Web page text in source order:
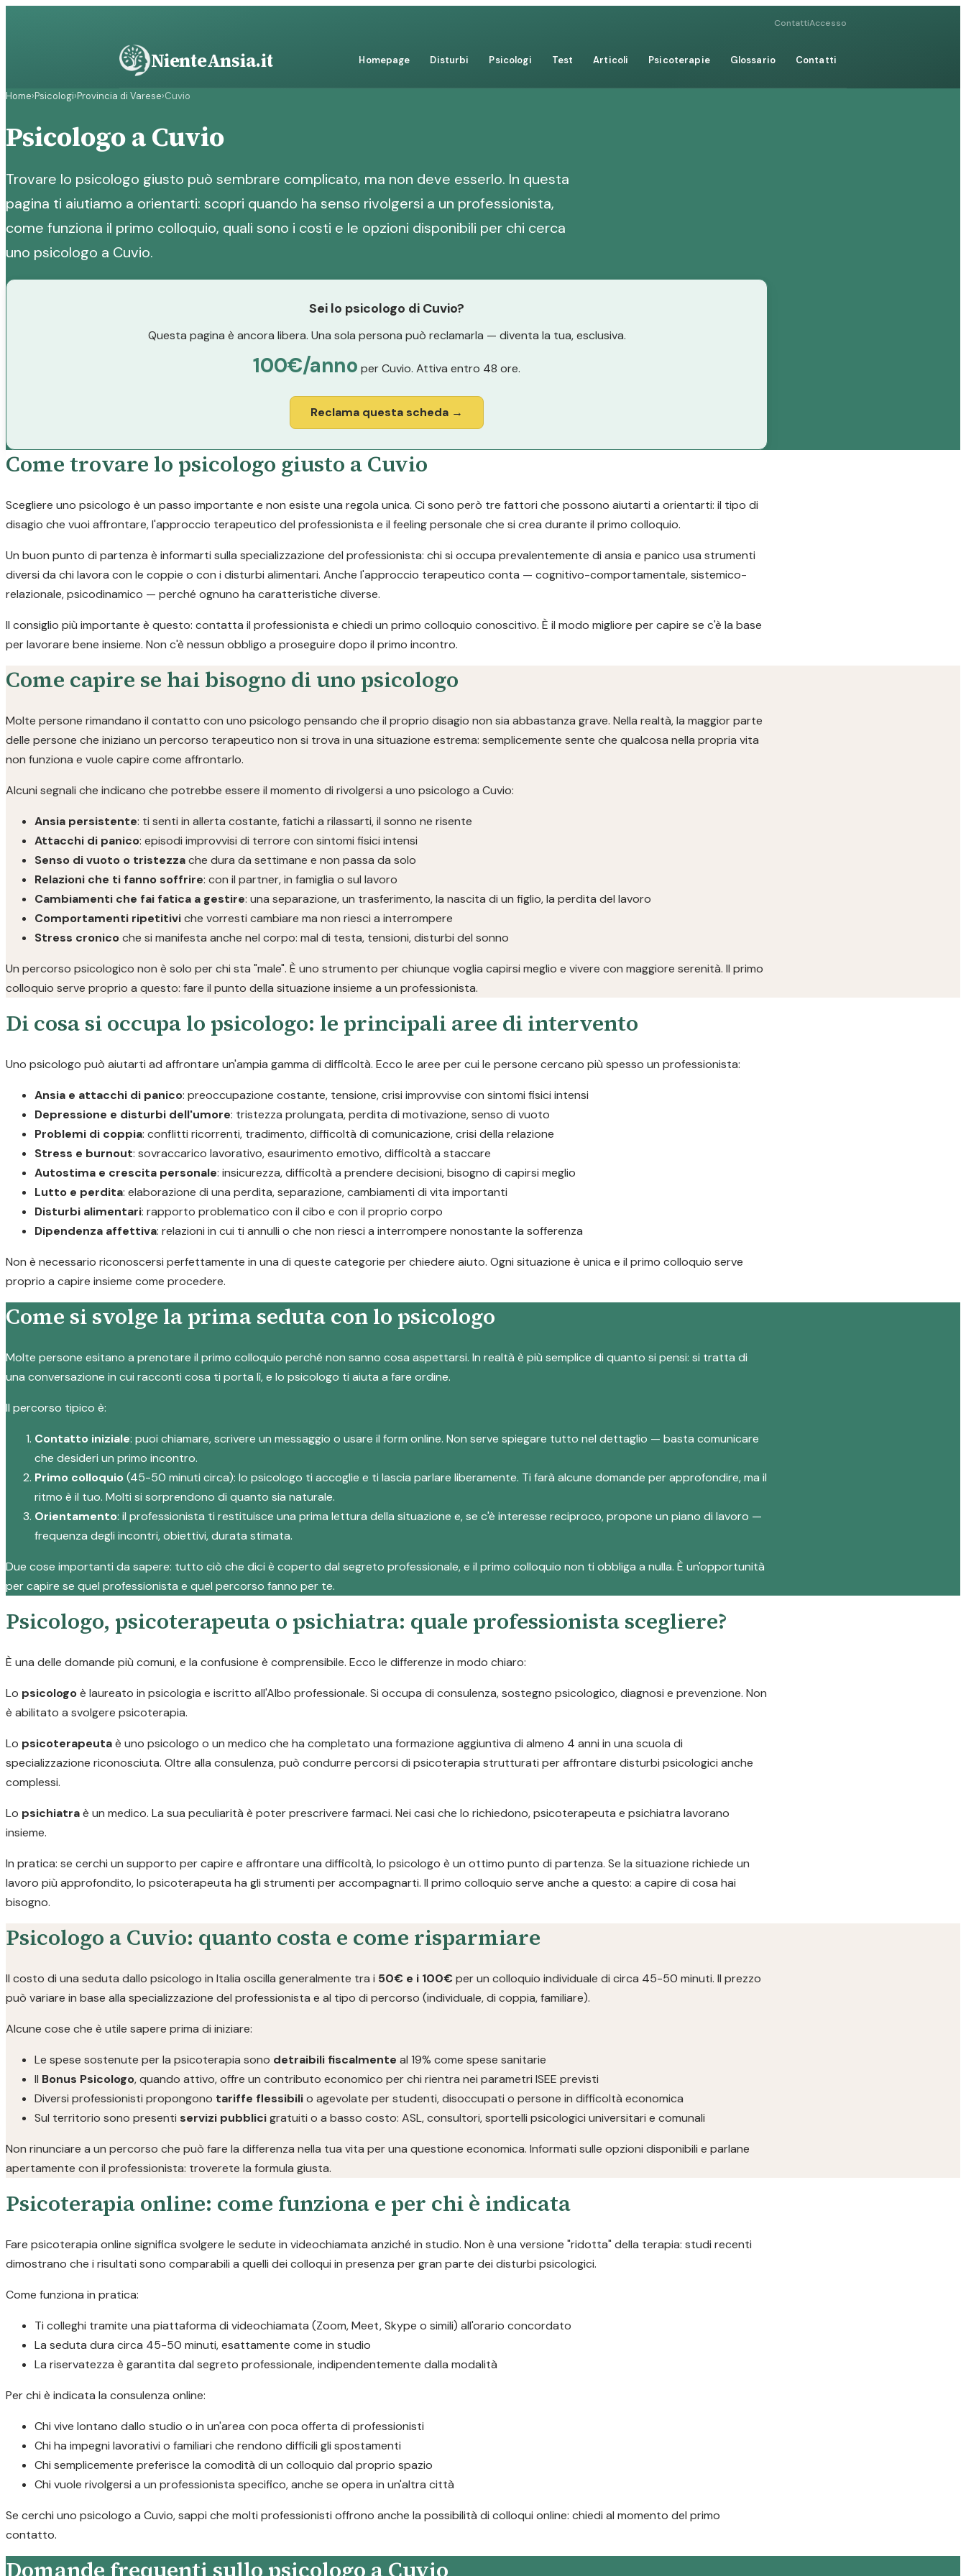
ContattiAccesso
NienteAnsia.it Homepage Disturbi Psicologi Test Articoli Psicoterapie Glossario Contatti
Home›Psicologi›Provincia di Varese›Cuvio
Psicologo a Cuvio
Trovare lo psicologo giusto può sembrare complicato, ma non deve esserlo. In questa
pagina ti aiutiamo a orientarti: scopri quando ha senso rivolgersi a un professionista,
come funziona il primo colloquio, quali sono i costi e le opzioni disponibili per chi cerca
uno psicologo a Cuvio.
Sei lo psicologo di Cuvio?
Questa pagina è ancora libera. Una sola persona può reclamarla — diventa la tua, esclusiva.
100€/anno per Cuvio. Attiva entro 48 ore.
Reclama questa scheda →
Come trovare lo psicologo giusto a Cuvio
Scegliere uno psicologo è un passo importante e non esiste una regola unica. Ci sono però tre fattori che possono aiutarti a orientarti: il tipo di
disagio che vuoi affrontare, l'approccio terapeutico del professionista e il feeling personale che si crea durante il primo colloquio.
Un buon punto di partenza è informarti sulla specializzazione del professionista: chi si occupa prevalentemente di ansia e panico usa strumenti
diversi da chi lavora con le coppie o con i disturbi alimentari. Anche l'approccio terapeutico conta — cognitivo-comportamentale, sistemico-
relazionale, psicodinamico — perché ognuno ha caratteristiche diverse.
Il consiglio più importante è questo: contatta il professionista e chiedi un primo colloquio conoscitivo. È il modo migliore per capire se c'è la base
per lavorare bene insieme. Non c'è nessun obbligo a proseguire dopo il primo incontro.
Come capire se hai bisogno di uno psicologo
Molte persone rimandano il contatto con uno psicologo pensando che il proprio disagio non sia abbastanza grave. Nella realtà, la maggior parte
delle persone che iniziano un percorso terapeutico non si trova in una situazione estrema: semplicemente sente che qualcosa nella propria vita
non funziona e vuole capire come affrontarlo.
Alcuni segnali che indicano che potrebbe essere il momento di rivolgersi a uno psicologo a Cuvio:
Ansia persistente: ti senti in allerta costante, fatichi a rilassarti, il sonno ne risente
Attacchi di panico: episodi improvvisi di terrore con sintomi fisici intensi
Senso di vuoto o tristezzache dura da settimane e non passa da solo
Relazioni che ti fanno soffrire: con il partner, in famiglia o sul lavoro
Cambiamenti che fai fatica a gestire: una separazione, un trasferimento, la nascita di un figlio, la perdita del lavoro
Comportamenti ripetitiviche vorresti cambiare ma non riesci a interrompere
Stress cronicoche si manifesta anche nel corpo: mal di testa, tensioni, disturbi del sonno
Un percorso psicologico non è solo per chi sta "male". È uno strumento per chiunque voglia capirsi meglio e vivere con maggiore serenità. Il primo
colloquio serve proprio a questo: fare il punto della situazione insieme a un professionista.
Di cosa si occupa lo psicologo: le principali aree di intervento
Uno psicologo può aiutarti ad affrontare un'ampia gamma di difficoltà. Ecco le aree per cui le persone cercano più spesso un professionista:
Ansia e attacchi di panico: preoccupazione costante, tensione, crisi improvvise con sintomi fisici intensi
Depressione e disturbi dell'umore: tristezza prolungata, perdita di motivazione, senso di vuoto
Problemi di coppia: conflitti ricorrenti, tradimento, difficoltà di comunicazione, crisi della relazione
Stress e burnout: sovraccarico lavorativo, esaurimento emotivo, difficoltà a staccare
Autostima e crescita personale: insicurezza, difficoltà a prendere decisioni, bisogno di capirsi meglio
Lutto e perdita: elaborazione di una perdita, separazione, cambiamenti di vita importanti
Disturbi alimentari: rapporto problematico con il cibo e con il proprio corpo
Dipendenza affettiva: relazioni in cui ti annulli o che non riesci a interrompere nonostante la sofferenza
Non è necessario riconoscersi perfettamente in una di queste categorie per chiedere aiuto. Ogni situazione è unica e il primo colloquio serve
proprio a capire insieme come procedere.
Come si svolge la prima seduta con lo psicologo
Molte persone esitano a prenotare il primo colloquio perché non sanno cosa aspettarsi. In realtà è più semplice di quanto si pensi: si tratta di
una conversazione in cui racconti cosa ti porta lì, e lo psicologo ti aiuta a fare ordine.
Il percorso tipico è:
Contatto iniziale: puoi chiamare, scrivere un messaggio o usare il form online. Non serve spiegare tutto nel dettaglio — basta comunicare
che desideri un primo incontro.
Primo colloquio(45-50 minuti circa): lo psicologo ti accoglie e ti lascia parlare liberamente. Ti farà alcune domande per approfondire, ma il
ritmo è il tuo. Molti si sorprendono di quanto sia naturale.
Orientamento: il professionista ti restituisce una prima lettura della situazione e, se c'è interesse reciproco, propone un piano di lavoro —
frequenza degli incontri, obiettivi, durata stimata.
Due cose importanti da sapere: tutto ciò che dici è coperto dal segreto professionale, e il primo colloquio non ti obbliga a nulla. È un'opportunità
per capire se quel professionista e quel percorso fanno per te.
Psicologo, psicoterapeuta o psichiatra: quale professionista scegliere?
È una delle domande più comuni, e la confusione è comprensibile. Ecco le differenze in modo chiaro:
Lo psicologoè laureato in psicologia e iscritto all'Albo professionale. Si occupa di consulenza, sostegno psicologico, diagnosi e prevenzione. Non
è abilitato a svolgere psicoterapia.
Lo psicoterapeutaè uno psicologo o un medico che ha completato una formazione aggiuntiva di almeno 4 anni in una scuola di
specializzazione riconosciuta. Oltre alla consulenza, può condurre percorsi di psicoterapia strutturati per affrontare disturbi psicologici anche
complessi.
Lo psichiatraè un medico. La sua peculiarità è poter prescrivere farmaci. Nei casi che lo richiedono, psicoterapeuta e psichiatra lavorano
insieme.
In pratica: se cerchi un supporto per capire e affrontare una difficoltà, lo psicologo è un ottimo punto di partenza. Se la situazione richiede un
lavoro più approfondito, lo psicoterapeuta ha gli strumenti per accompagnarti. Il primo colloquio serve anche a questo: a capire di cosa hai
bisogno.
Psicologo a Cuvio: quanto costa e come risparmiare
Il costo di una seduta dallo psicologo in Italia oscilla generalmente tra i 50€ e i 100€ per un colloquio individuale di circa 45-50 minuti. Il prezzo
può variare in base alla specializzazione del professionista e al tipo di percorso (individuale, di coppia, familiare).
Alcune cose che è utile sapere prima di iniziare:
Le spese sostenute per la psicoterapia sono detraibili fiscalmente al 19% come spese sanitarie
Il Bonus Psicologo, quando attivo, offre un contributo economico per chi rientra nei parametri ISEE previsti
Diversi professionisti propongono tariffe flessibilio agevolate per studenti, disoccupati o persone in difficoltà economica
Sul territorio sono presenti servizi pubblicigratuiti o a basso costo: ASL, consultori, sportelli psicologici universitari e comunali
Non rinunciare a un percorso che può fare la differenza nella tua vita per una questione economica. Informati sulle opzioni disponibili e parlane
apertamente con il professionista: troverete la formula giusta.
Psicoterapia online: come funziona e per chi è indicata
Fare psicoterapia online significa svolgere le sedute in videochiamata anziché in studio. Non è una versione "ridotta" della terapia: studi recenti
dimostrano che i risultati sono comparabili a quelli dei colloqui in presenza per gran parte dei disturbi psicologici.
Come funziona in pratica:
Ti colleghi tramite una piattaforma di videochiamata (Zoom, Meet, Skype o simili) all'orario concordato
La seduta dura circa 45-50 minuti, esattamente come in studio
La riservatezza è garantita dal segreto professionale, indipendentemente dalla modalità
Per chi è indicata la consulenza online:
Chi vive lontano dallo studio o in un'area con poca offerta di professionisti
Chi ha impegni lavorativi o familiari che rendono difficili gli spostamenti
Chi semplicemente preferisce la comodità di un colloquio dal proprio spazio
Chi vuole rivolgersi a un professionista specifico, anche se opera in un'altra città
Se cerchi uno psicologo a Cuvio, sappi che molti professionisti offrono anche la possibilità di colloqui online: chiedi al momento del primo
contatto.
Domande frequenti sullo psicologo a Cuvio